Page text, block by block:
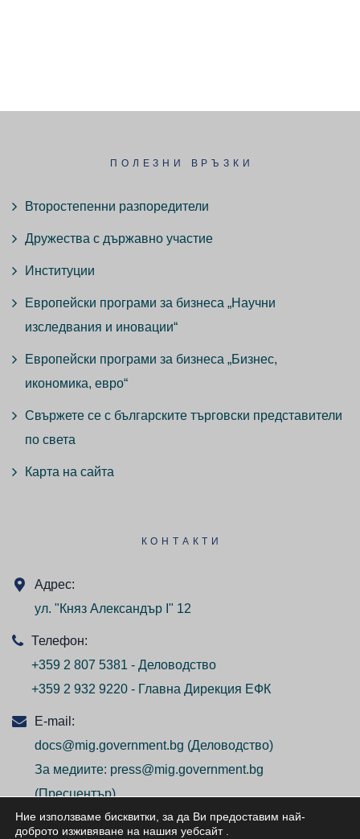
ПОЛЕЗНИ ВРЪЗКИ
Второстепенни разпоредители
Дружества с държавно участие
Институции
Европейски програми за бизнеса „Научни
изследвания и иновации“
Европейски програми за бизнеса „Бизнес,
икономика, евро“
Свържете се с българските търговски представители
по света
Карта на сайта
КОНТАКТИ
Адрес:
ул. "Княз Александър I" 12
Телефон:
+359 2 807 5381 - Деловодство
+359 2 932 9220 - Главна Дирекция ЕФК
E-mail:
docs@mig.government.bg (Деловодство)
За медиите: press@mig.government.bg
(Пресцентър)
Ние използваме бисквитки, за да Ви предоставим най-
доброто изживяване на нашия уебсайт.